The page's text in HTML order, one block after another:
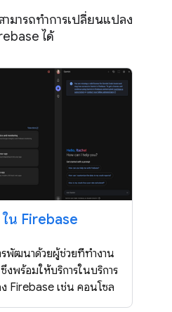
ามารถทำการเปลี่ยนแปลง
ได้
น Firebase
พัฒนาด้วยผู้ช่วยที่ทำงาน
งพร้อมให้บริการในบริการ
Firebase เช่น คอนโซล